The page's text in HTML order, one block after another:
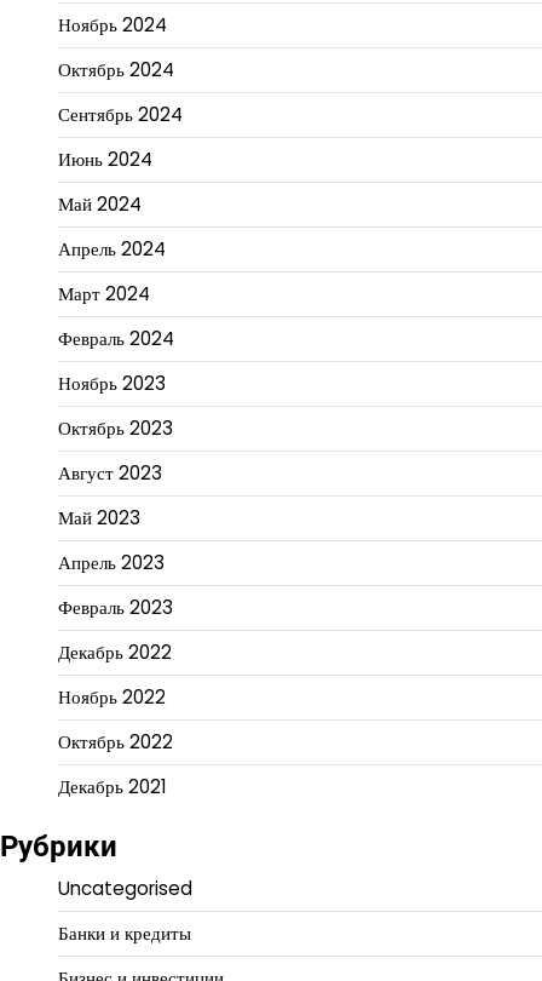
Ноябрь 2024
Октябрь 2024
Сентябрь 2024
Июнь 2024
Май 2024
Апрель 2024
Март 2024
Февраль 2024
Ноябрь 2023
Октябрь 2023
Август 2023
Май 2023
Апрель 2023
Февраль 2023
Декабрь 2022
Ноябрь 2022
Октябрь 2022
Декабрь 2021
Рубрики
Uncategorised
Банки и кредиты